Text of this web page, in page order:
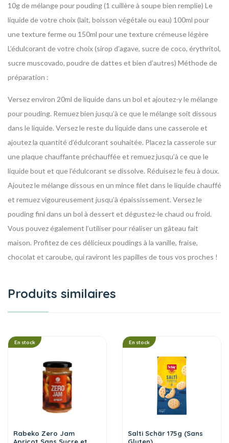
10g de mélange pour pouding (1 cuillère à soupe bien remplie) Le
liquide de votre choix (lait, boisson végétale ou eau) 100ml pour
une texture ferme ou 150ml pour une texture crémeuse légère
L’édulcorant de votre choix (sirop d’agave, sucre de coco, érythritol,
sucre muscovado, poudre de dattes et bien d’autres) Méthode de
préparation :
Versez environ 20ml de liquide dans un bol et ajoutez-y le mélange
pour pouding. Remuez bien jusqu’à ce que le mélange soit dissous
dans le liquide. Versez le reste du liquide dans une casserole et
ajoutez la quantité d’édulcorant souhaitée. Placez la casserole sur
une plaque chauffante préchauffée et remuez jusqu’à ce que le
liquide bout et que l’édulcorant se dissolve. Réduisez le feu à doux.
Ajoutez le mélange dissous en un mince filet dans le liquide chauffé
et remuez vigoureusement jusqu’à épaississement. Versez le
pouding fini dans un bol à dessert et dégustez-le chaud ou froid.
Vous pouvez également l’utiliser pour réaliser un gâteau fait
maison. Profitez de ces délicieux poudings à la vanille, fraise,
chocolat et caroube, qui raviront les papilles de tous vos proches !
Produits similaires
En stock
Rabeko Zero Jam
Apricot Sans Sucre et
En stock
Salti Schär 175g (Sans
Gluten)